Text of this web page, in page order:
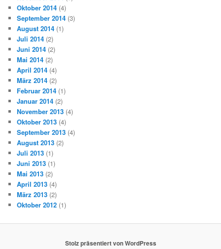
Oktober 2014 (4)
September 2014 (3)
August 2014 (1)
Juli 2014 (2)
Juni 2014 (2)
Mai 2014 (2)
April 2014 (4)
März 2014 (2)
Februar 2014 (1)
Januar 2014 (2)
November 2013 (4)
Oktober 2013 (4)
September 2013 (4)
August 2013 (2)
Juli 2013 (1)
Juni 2013 (1)
Mai 2013 (2)
April 2013 (4)
März 2013 (2)
Oktober 2012 (1)
Stolz präsentiert von WordPress